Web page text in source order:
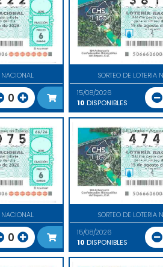
NACIONAL
0
SORTEO DE LOTERIA
15/08/2026
10 DISPONIBLES
NACIONAL
0
SORTEO DE LOTERIA
15/08/2026
10 DISPONIBLES